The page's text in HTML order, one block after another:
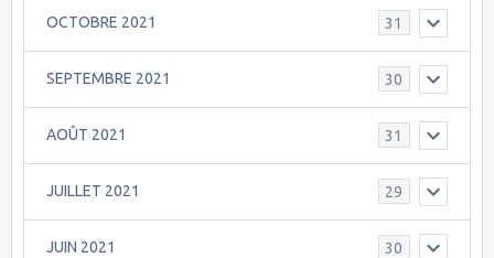
OCTOBRE 2021 31
SEPTEMBRE 2021 30
AOÛT 2021 31
JUILLET 2021 29
JUIN 2021 30